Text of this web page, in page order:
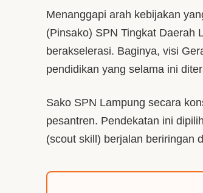
Menanggapi arah kebijakan
(Pinsako) SPN Tingkat Daerah
berakselerasi. Baginya, visi
pendidikan yang selama ini
Sako SPN Lampung secara
pesantren. Pendekatan ini
(scout skill) berjalan beriringan